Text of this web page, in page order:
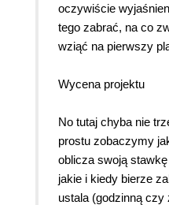
oczywiście
tego zabrać, na co
wziąć na pierwszy
Wycena projektu
No tutaj chyba nie
prostu zobaczymy
oblicza swoją
jakie i kiedy bierze
ustala (godzinną czy